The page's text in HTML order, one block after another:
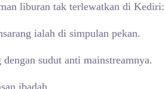
liburan tak terlewatkan di Kediri:
ialah di simpulan pekan.
sudut anti mainstreamnya.
ibadah.